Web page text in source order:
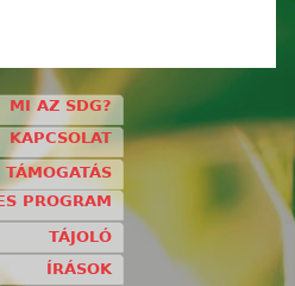
MI AZ SDG?
KAPCSOLAT
TÁMOGATÁS
PROGRAM
TÁJOLÓ
ÍRÁSOK